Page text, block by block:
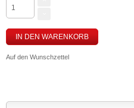
IN DEN WARENKORB
Auf den Wunschzettel